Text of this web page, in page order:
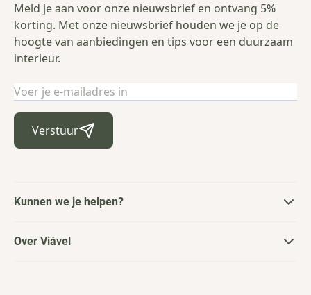
Meld je aan voor onze nieuwsbrief en ontvang 5%
korting. Met onze nieuwsbrief houden we je op de
hoogte van aanbiedingen en tips voor een duurzaam
interieur.
E-mailadres
Verstuur
Kunnen we je helpen?
Over Viável